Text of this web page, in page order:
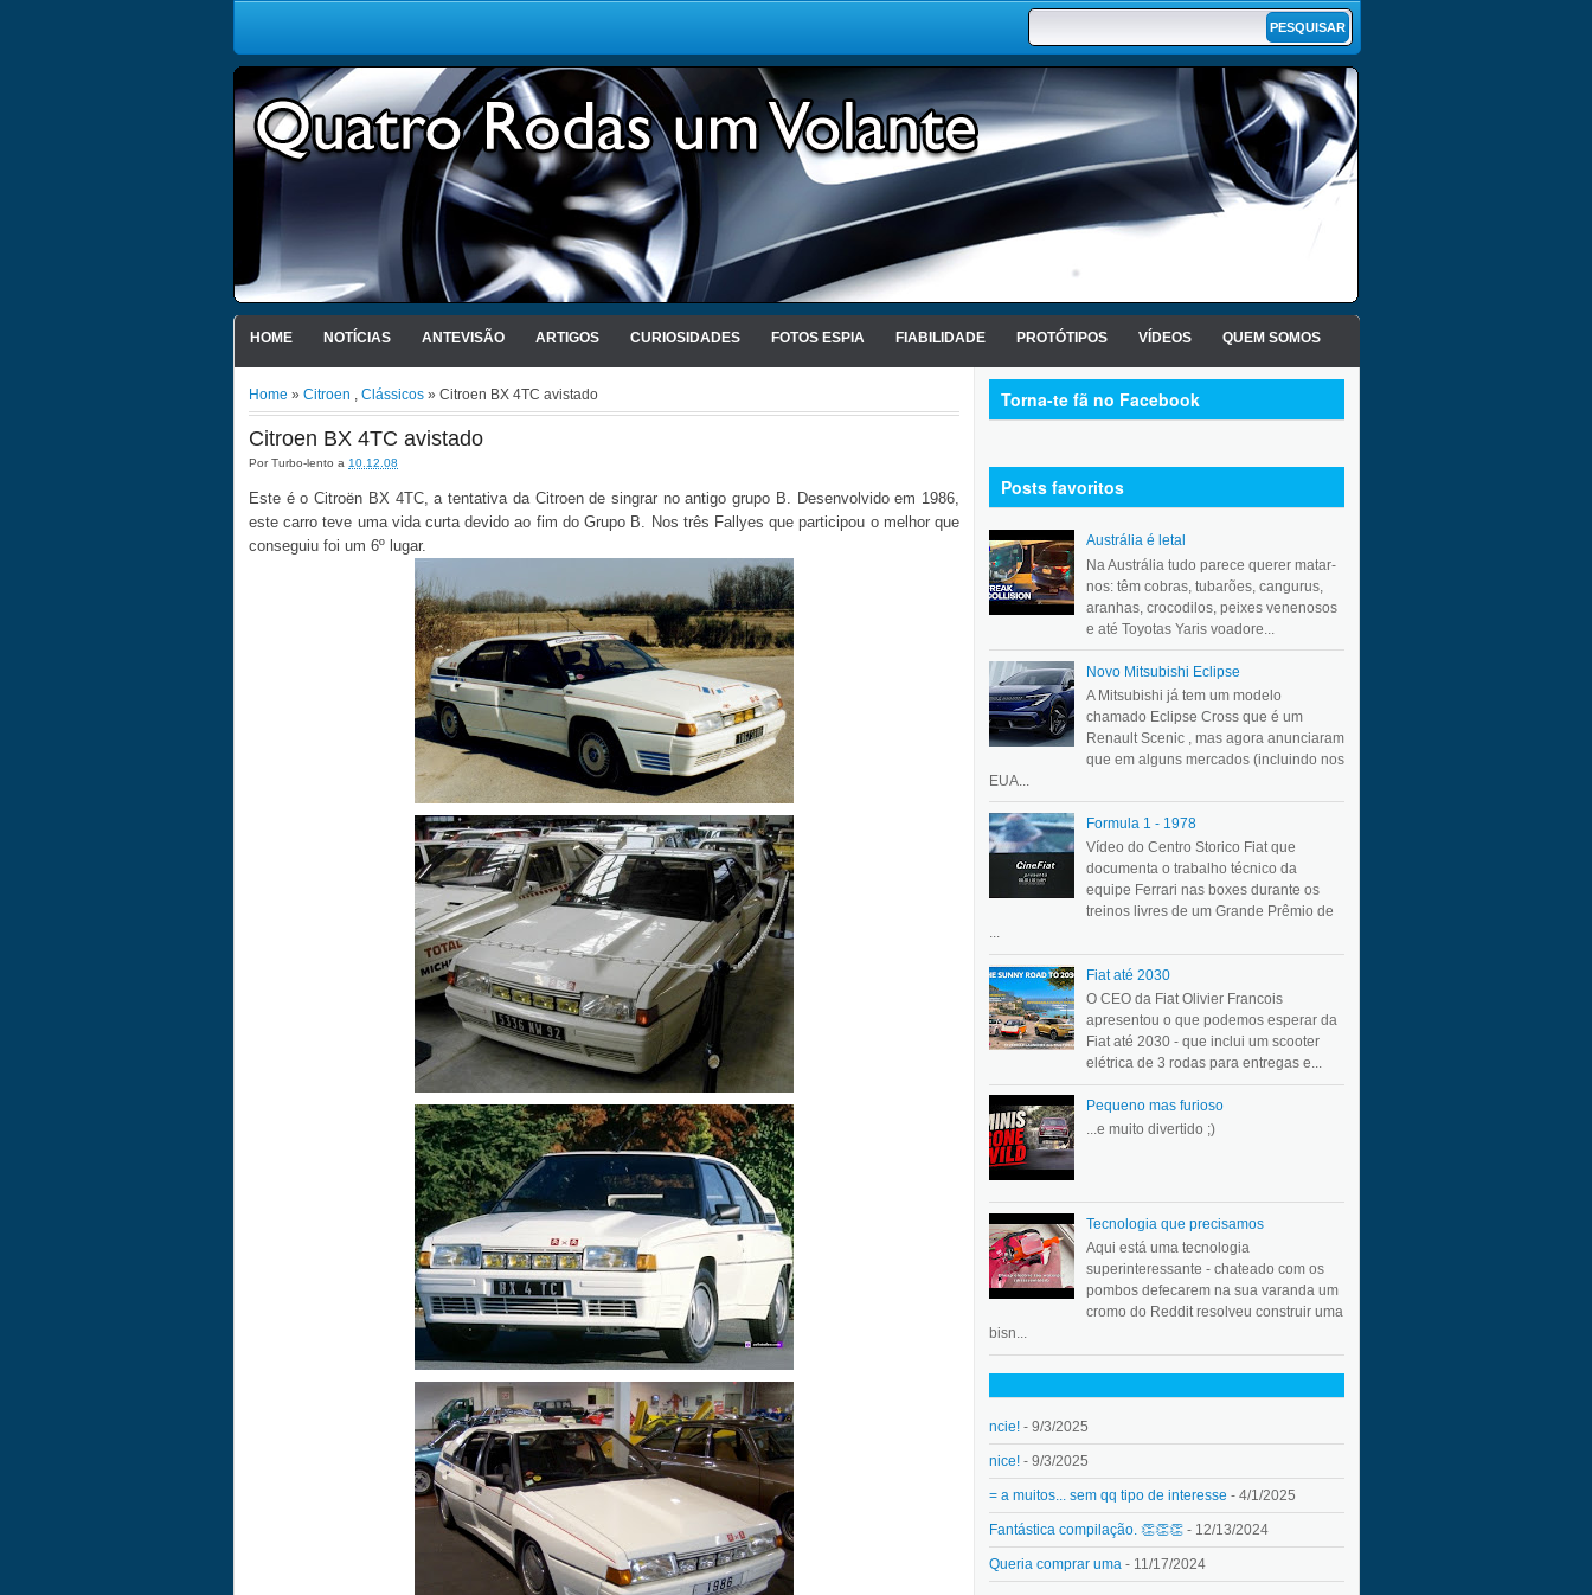
HOME NOTÍCIAS ANTEVISÃO ARTIGOS CURIOSIDADES FOTOS ESPIA FIABILIDADE PROTÓTIPOS VÍDEOS QUEM SOMOS
Home » Citroen , Clássicos » Citroen BX 4TC avistado
Citroen BX 4TC avistado
PorTurbo-lento a 10.12.08
Este é o Citroën BX 4TC, a tentativa da Citroen de singrar no antigo grupo B. Desenvolvido em 1986,
este carro teve uma vida curta devido ao fim do Grupo B. Nos três Fallyes que participou o melhor que
conseguiu foi um 6º lugar.
Torna-te fã no Facebook
Posts favoritos
Austrália é letal
Na Austrália tudo parece querer matar-
nos: têm cobras, tubarões, cangurus,
aranhas, crocodilos, peixes venenosos
e até Toyotas Yaris voadore...
Novo Mitsubishi Eclipse
A Mitsubishi já tem um modelo
chamado Eclipse Cross que é um
Renault Scenic , mas agora anunciaram
que em alguns mercados (incluindo nos
EUA...
Formula 1 - 1978
Vídeo do Centro Storico Fiat que
documenta o trabalho técnico da
equipe Ferrari nas boxes durante os
treinos livres de um Grande Prêmio de
...
Fiat até 2030
O CEO da Fiat Olivier Francois
apresentou o que podemos esperar da
Fiat até 2030 - que inclui um scooter
elétrica de 3 rodas para entregas e...
Pequeno mas furioso
...e muito divertido ;)
Tecnologia que precisamos
Aqui está uma tecnologia
superinteressante - chateado com os
pombos defecarem na sua varanda um
cromo do Reddit resolveu construir uma
bisn...
ncie! - 9/3/2025
nice! - 9/3/2025
= a muitos... sem qq tipo de interesse - 4/1/2025
Fantástica compilação. 👏👏👏 - 12/13/2024
Queria comprar uma - 11/17/2024